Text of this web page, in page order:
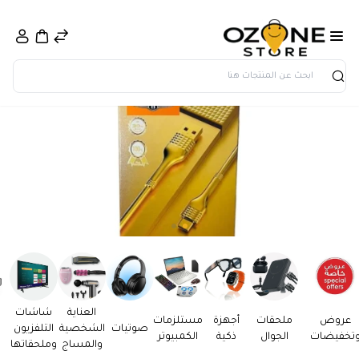
بحث
عروض
ملحقات
الجوال
أجهزة
ذكية
مستلزمات
الكمبيوتر
صوتيات
العناية
الشخصية
والمساج
شاشات
التلفزيون
وملحقاتها